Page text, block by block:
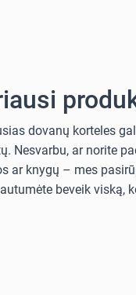
dovanų korteles
Nesvarbu, ar norite
ar knygų – mes
beveik viską,